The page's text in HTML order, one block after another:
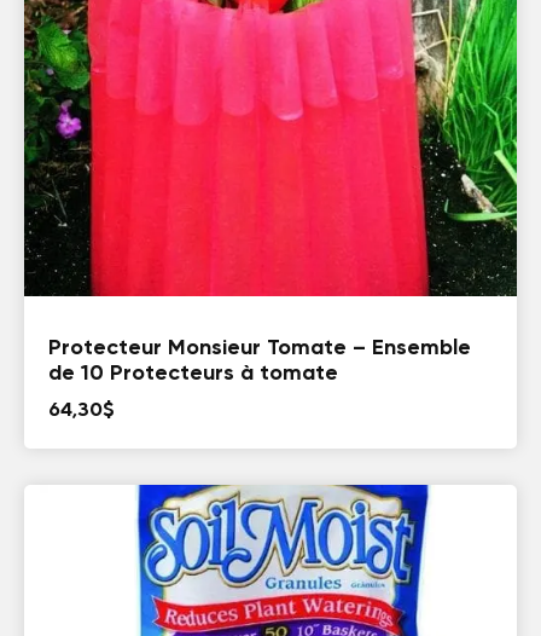
Protecteur Monsieur Tomate – Ensemble
de 10 Protecteurs à tomate
64,30$